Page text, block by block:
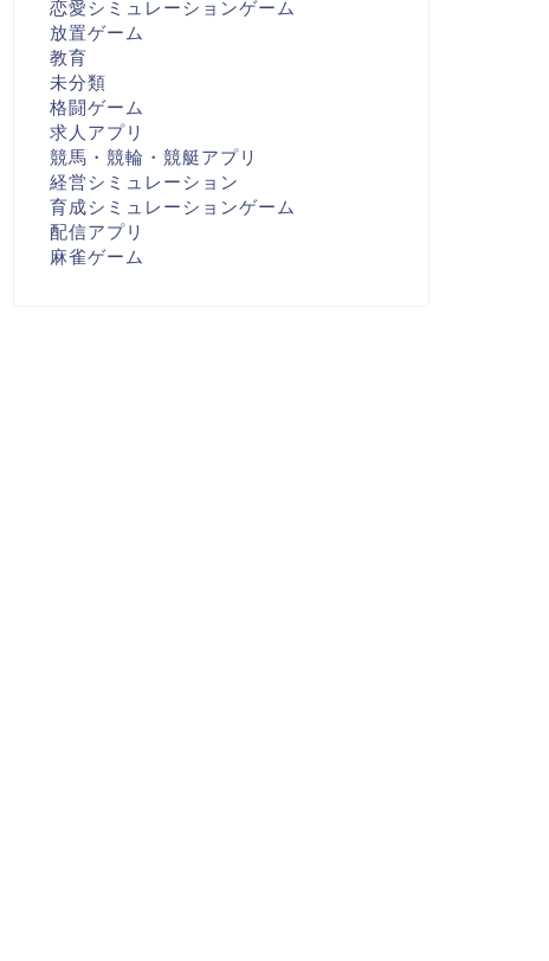
恋愛シミュレーションゲーム
放置ゲーム
教育
未分類
格闘ゲーム
求人アプリ
競馬・競輪・競艇アプリ
経営シミュレーション
育成シミュレーションゲーム
配信アプリ
麻雀ゲーム